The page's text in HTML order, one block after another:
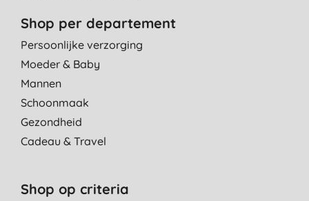
Shop per departement
Persoonlijke verzorging
Moeder & Baby
Mannen
Schoonmaak
Gezondheid
Cadeau & Travel
Shop op criteria